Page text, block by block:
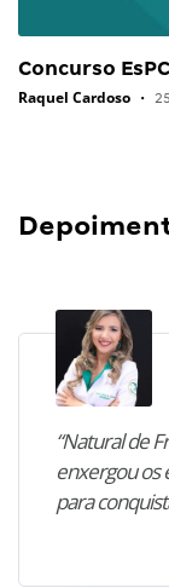
Concurso
Raquel Cardoso •
“Natural de
enxergou os
para